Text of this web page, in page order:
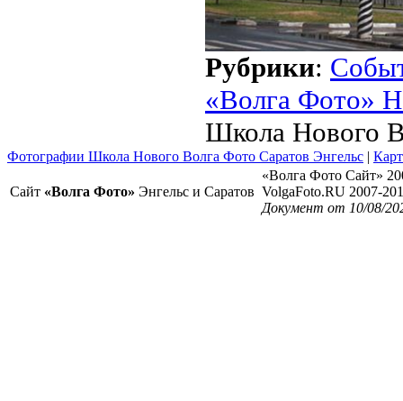
Рубрики:
«Волга Фото»
Школа Нового
Фотографии Школа Нового Волга Фото Саратов Энгельс |
Сайт «Волга Фото» Энгельс и Саратов
«Волга Фото Сайт»
VolgaFoto.RU 2007-
Документ от 10/08/